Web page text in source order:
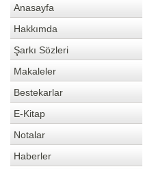
Anasayfa
Hakkımda
Şarkı Sözleri
Makaleler
Bestekarlar
E-Kitap
Notalar
Haberler